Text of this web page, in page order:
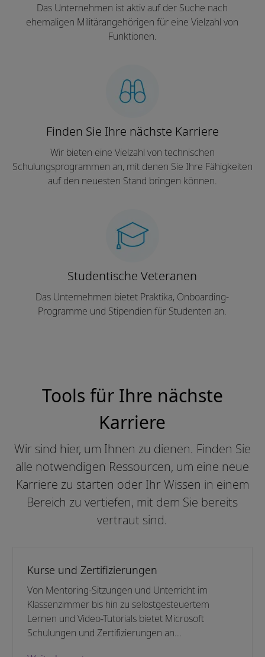
Das Unternehmen ist aktiv auf der Suche nach
ehemaligen Militärangehörigen für eine Vielzahl von
Funktionen.
Finden Sie Ihre nächste Karriere
Wir bieten eine Vielzahl von technischen
Schulungsprogrammen an, mit denen Sie Ihre Fähigkeiten
auf den neuesten Stand bringen können.
Studentische Veteranen
Das Unternehmen bietet Praktika, Onboarding-
Programme und Stipendien für Studenten an.
Tools für Ihre nächste
Karriere
Wir sind hier, um Ihnen zu dienen. Finden Sie
alle notwendigen Ressourcen, um eine neue
Karriere zu starten oder Ihr Wissen in einem
Bereich zu vertiefen, mit dem Sie bereits
vertraut sind.
Kurse und Zertifizierungen
Von Mentoring-Sitzungen und Unterricht im
Klassenzimmer bis hin zu selbstgesteuertem
Lernen und Video-Tutorials bietet Microsoft
Schulungen und Zertifizierungen an...